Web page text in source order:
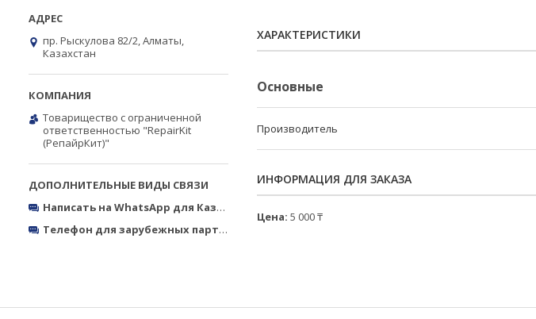
ХАРАКТЕРИСТИКИ
Основные
Производитель
ИНФОРМАЦИЯ ДЛЯ ЗАКАЗА
Цена: 5 000 ₸
пр. Рыскулова 82/2, Алматы,
Казахстан
Товарищество с ограниченной
ответственностью "RepairKit
(РепайрКит)"
Написать на WhatsApp для Казахстана
Телефон для зарубежных партнёров